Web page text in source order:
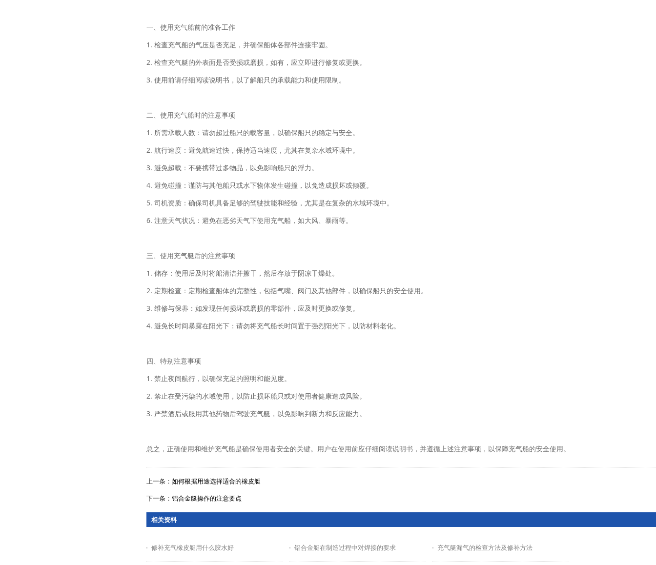
一、使用充气船前的准备工作
1. 检查充气船的气压是否充足，并确保船体各部件连接牢固。
2. 检查充气艇的外表面是否受损或磨损，如有，应立即进行修复或更换。
3. 使用前请仔细阅读说明书，以了解船只的承载能力和使用限制。
二、使用充气船时的注意事项
1. 所需承载人数：请勿超过船只的载客量，以确保船只的稳定与安全。
2. 航行速度：避免航速过快，保持适当速度，尤其在复杂水域环境中。
3. 避免超载：不要携带过多物品，以免影响船只的浮力。
4. 避免碰撞：谨防与其他船只或水下物体发生碰撞，以免造成损坏或倾覆。
5. 司机资质：确保司机具备足够的驾驶技能和经验，尤其是在复杂的水域环境中。
6. 注意天气状况：避免在恶劣天气下使用充气船，如大风、暴雨等。
三、使用充气艇后的注意事项
1. 储存：使用后及时将船清洁并擦干，然后存放于阴凉干燥处。
2. 定期检查：定期检查船体的完整性，包括气嘴、阀门及其他部件，以确保船只的安全使用。
3. 维修与保养：如发现任何损坏或磨损的零部件，应及时更换或修复。
4. 避免长时间暴露在阳光下：请勿将充气船长时间置于强烈阳光下，以防材料老化。
四、特别注意事项
1. 禁止夜间航行，以确保充足的照明和能见度。
2. 禁止在受污染的水域使用，以防止损坏船只或对使用者健康造成风险。
3. 严禁酒后或服用其他药物后驾驶充气艇，以免影响判断力和反应能力。
总之，正确使用和维护充气船是确保使用者安全的关键。用户在使用前应仔细阅读说明书，并遵循上述注意事项，以保障充气船的安全使用。
上一条： 如何根据用途选择适合的橡皮艇
下一条： 铝合金艇操作的注意要点
相关资料
修补充气橡皮艇用什么胶水好 铝合金艇在制造过程中对焊接的要求 充气艇漏气的检查方法及修补方法